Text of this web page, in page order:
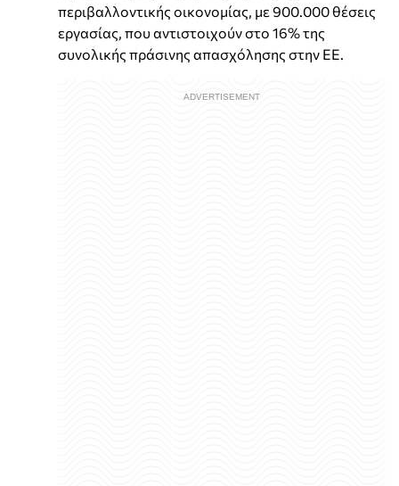
περιβαλλοντικής οικονομίας, με 900.000 θέσεις
εργασίας, που αντιστοιχούν στο 16% της
συνολικής πράσινης απασχόλησης στην ΕΕ.